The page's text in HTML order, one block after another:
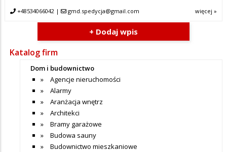
+48534066042 | gmd.spedycja@gmail.com więcej »
+ Dodaj wpis
Katalog firm
Dom i budownictwo
Agencje nieruchomości
Alarmy
Aranżacja wnętrz
Architekci
Bramy garażowe
Budowa sauny
Budownictwo mieszkaniowe